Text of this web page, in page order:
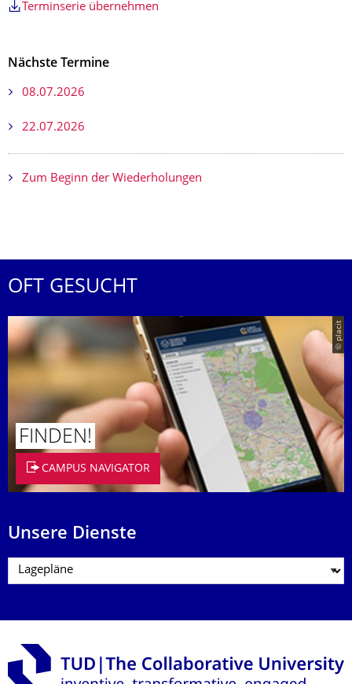
Terminserie übernehmen
Nächste Termine
08.07.2026
22.07.2026
Zum Beginn der Wiederholungen
OFT GESUCHT
© placit
FINDEN!
CAMPUS NAVIGATOR
Unsere Dienste